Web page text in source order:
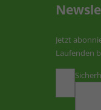
Jetzt
Laufenden